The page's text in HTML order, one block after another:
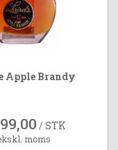
Apple Brandy
/ STK
moms